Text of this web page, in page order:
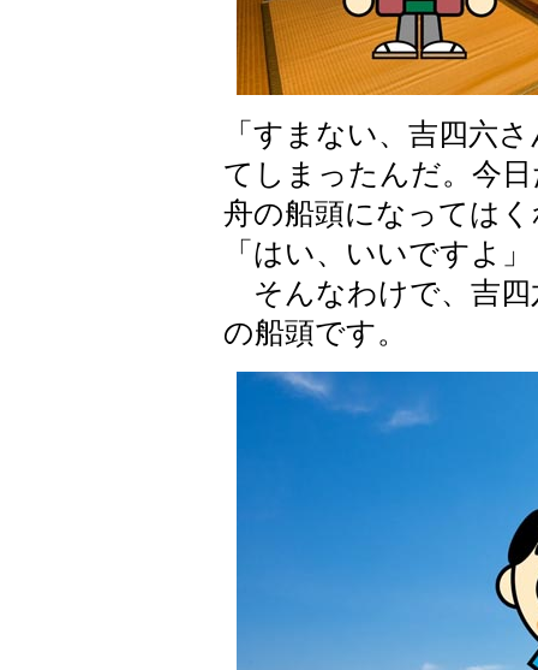
「すまない、吉四六
てしまったんだ。今
舟の船頭になっては
「はい、いいですよ」
そんなわけで、吉四
の船頭です。